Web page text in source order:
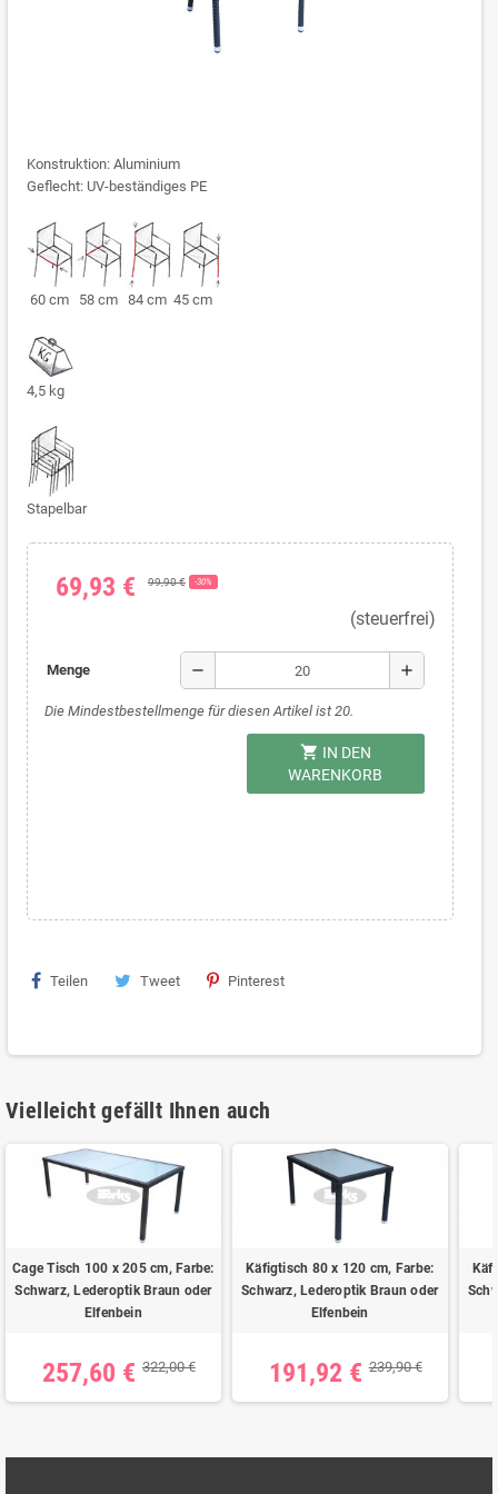
Konstruktion: Aluminium
Geflecht: UV-beständiges PE
60 cm 58 cm 84 cm 45 cm
4,5 kg
Stapelbar
69,93 € 99,90 € -30%
(steuerfrei)
Menge remove add
Die Mindestbestellmenge für diesen Artikel ist 20.
shopping_cart IN DEN
WARENKORB
Teilen Tweet Pinterest
Vielleicht gefällt Ihnen auch
Cage Tisch 100 x 205 cm, Farbe:
Schwarz, Lederoptik Braun oder
Elfenbein
257,60 € 322,00 €
Käfigtisch 80 x 120 cm, Farbe:
Schwarz, Lederoptik Braun oder
Elfenbein
191,92 € 239,90 €